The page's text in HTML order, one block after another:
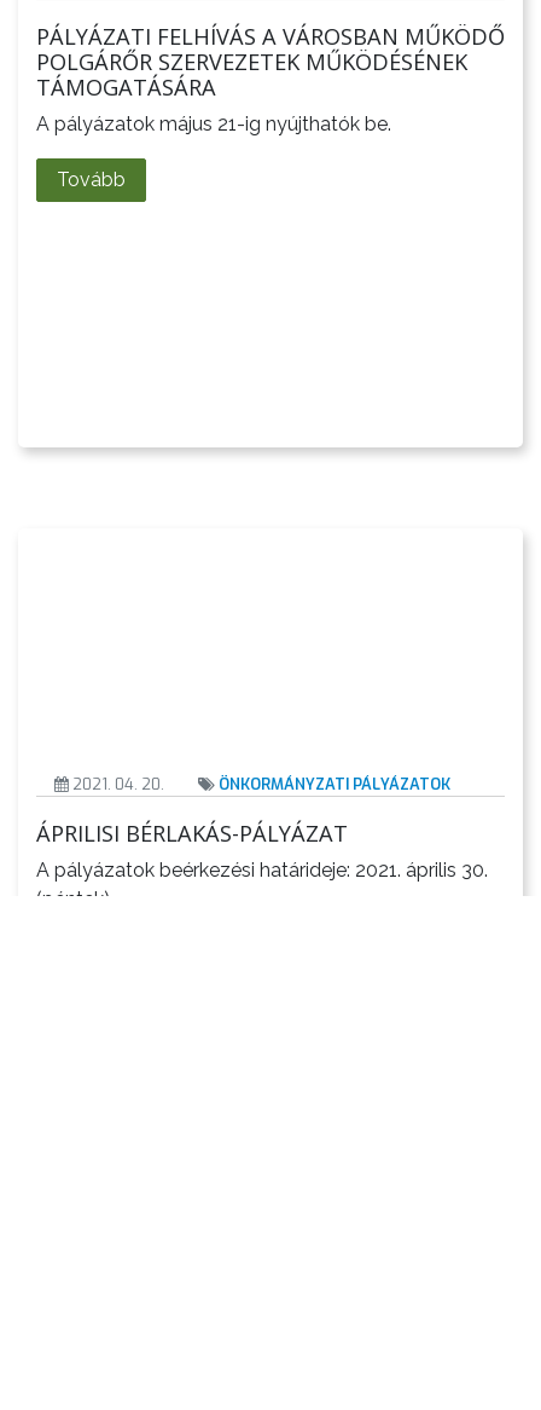
PÁLYÁZATI FELHÍVÁS A VÁROSBAN MŰKÖDŐ
POLGÁRŐR SZERVEZETEK MŰKÖDÉSÉNEK
TÁMOGATÁSÁRA
A pályázatok május 21-ig nyújthatók be.
Tovább
2021. 04. 20. ÖNKORMÁNYZATI PÁLYÁZATOK
ÁPRILISI BÉRLAKÁS-PÁLYÁZAT
A pályázatok beérkezési határideje: 2021. április 30.
(péntek)